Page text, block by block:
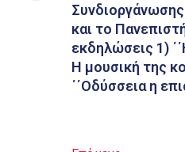
και το
εκδηλώσεις 1)
Η μουσική της
΄΄Οδύσσεια η